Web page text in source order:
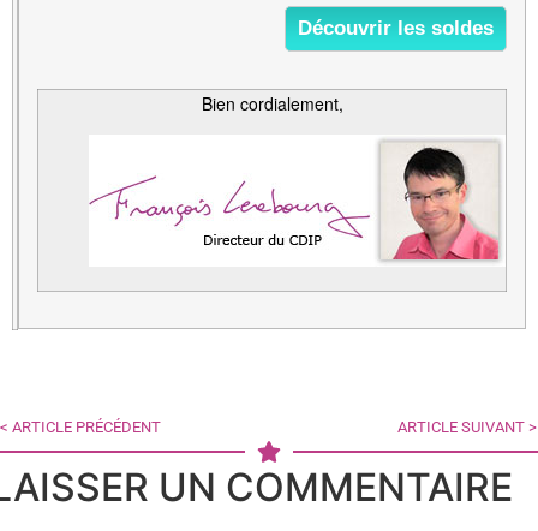
Découvrir les soldes
Bien cordialement,
< ARTICLE PRÉCÉDENT ARTICLE SUIVANT >
UN COMMENTAIRE